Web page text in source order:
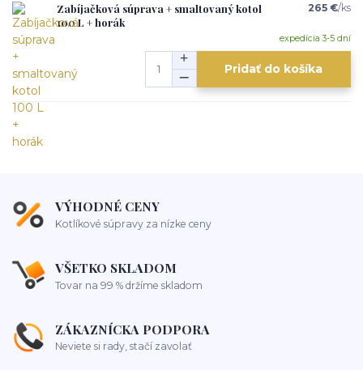
Zabíjačková súprava + smaltovaný kotol
100 L + horák
265 €/ks
expedícia 3-5 dní
Pridať do košíka
VÝHODNÉ CENY
Kotlíkové súpravy za nízke ceny
VŠETKO SKLADOM
Tovar na 99 % držíme skladom
ZÁKAZNÍCKA PODPORA
Neviete si rady, stačí zavolať